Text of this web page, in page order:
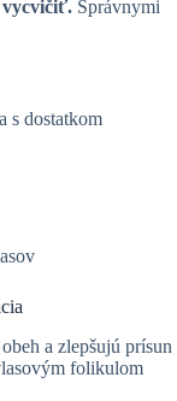
vycvičiť. Správnymi
s dostatkom
a zlepšujú prísun
folikulom